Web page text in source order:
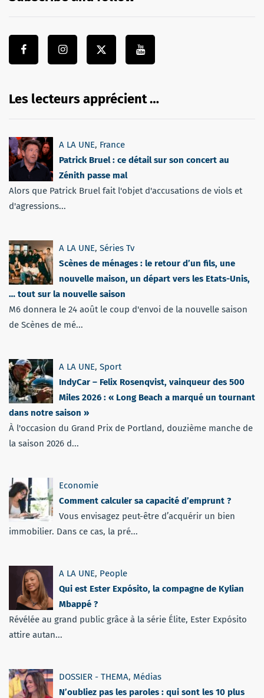
Les lecteurs apprécient …
A LA UNE, France
Patrick Bruel : ce détail sur son concert au
Zénith passe mal
Alors que Patrick Bruel fait l'objet d'accusations de viols et
d'agressions...
A LA UNE, Séries Tv
Scènes de ménages : le retour d’un fils, une
nouvelle maison, un départ vers les Etats-Unis,
… tout sur la nouvelle saison
M6 donnera le 24 août le coup d'envoi de la nouvelle saison
de Scènes de mé...
A LA UNE, Sport
IndyCar – Felix Rosenqvist, vainqueur des 500
Miles 2026 : « Long Beach a marqué un tournant
dans notre saison »
À l'occasion du Grand Prix de Portland, douzième manche de
la saison 2026 d...
Economie
Comment calculer sa capacité d’emprunt ?
Vous envisagez peut-être d’acquérir un bien
immobilier. Dans ce cas, la pré...
A LA UNE, People
Qui est Ester Expósito, la compagne de Kylian
Mbappé ?
Révélée au grand public grâce à la série Élite, Ester Expósito
attire autan...
DOSSIER - THEMA, Médias
N’oubliez pas les paroles : qui sont les 10 plus